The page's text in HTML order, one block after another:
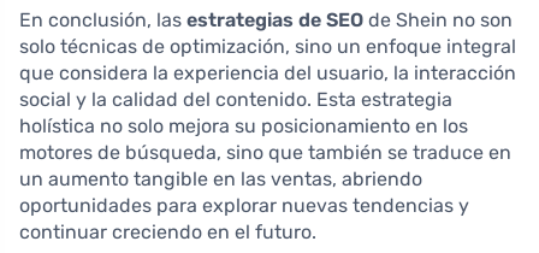
En conclusión, las estrategias de SEO de Shein no son
solo técnicas de optimización, sino un enfoque integral
que considera la experiencia del usuario, la interacción
social y la calidad del contenido. Esta estrategia
holística no solo mejora su posicionamiento en los
motores de búsqueda, sino que también se traduce en
un aumento tangible en las ventas, abriendo
oportunidades para explorar nuevas tendencias y
continuar creciendo en el futuro.